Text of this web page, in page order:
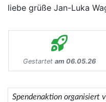
liebe grüße Jan-Luka
Gestartet am 06.05.26
Spendenaktion organisiert